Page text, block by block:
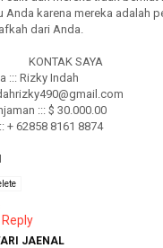
Anda karena mereka adalah
dari Anda.
SAYA
::: Rizky Indah
::: $ 30.000.00
+ 62858 8161 8874
Reply
JAENAL